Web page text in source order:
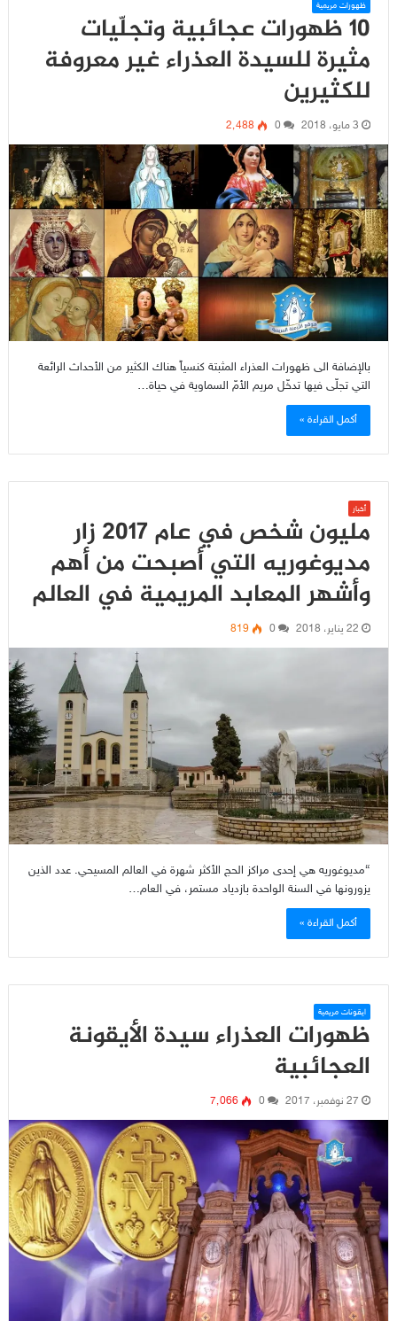
ظهورات مريمية
10 ظهورات عجائبية وتجلّيات
مثيرة للسيدة العذراء غير معروفة
للكثيرين
3 مايو، 2018 0 2٬488
بالإضافة الى ظهورات العذراء المثبتة كنسياً هناك الكثير من الأحداث الرائعة
التي تجلّى فيها تدخّل مريم الأمّ السماوية في حياة…
أكمل القراءة »
أخبار
مليون شخص في عام 2017 زار
مديوغوريه التي أصبحت من أهم
وأشهر المعابد المريمية في العالم
22 يناير، 2018 0
819
“مديوغوريه هي إحدى مراكز الحج الأكثر شهرة في العالم المسيحي. عدد الذين
يزورونها في السنة الواحدة بازدياد مستمر، في العام…
أكمل القراءة »
ايقونات مريمية
ظهورات العذراء سيدة الأيقونة
العجائبية
27 نوفمبر، 2017 0 7٬066